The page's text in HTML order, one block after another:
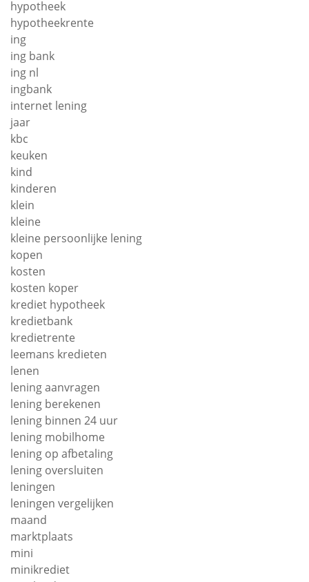
hypotheek
hypotheekrente
ing
ing bank
ing nl
ingbank
internet lening
jaar
kbc
keuken
kind
kinderen
klein
kleine
kleine persoonlijke lening
kopen
kosten
kosten koper
krediet hypotheek
kredietbank
kredietrente
leemans kredieten
lenen
lening aanvragen
lening berekenen
lening binnen 24 uur
lening mobilhome
lening op afbetaling
lening oversluiten
leningen
leningen vergelijken
maand
marktplaats
mini
minikrediet